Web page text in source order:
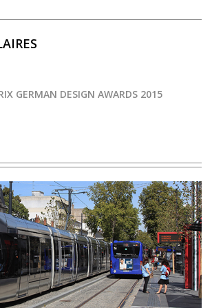
GERMAN DESIGN AWARDS 2015